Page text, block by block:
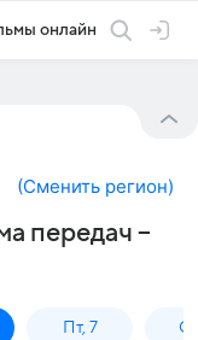
онлайн
(Сменить регион)
передач –
Пт, 7